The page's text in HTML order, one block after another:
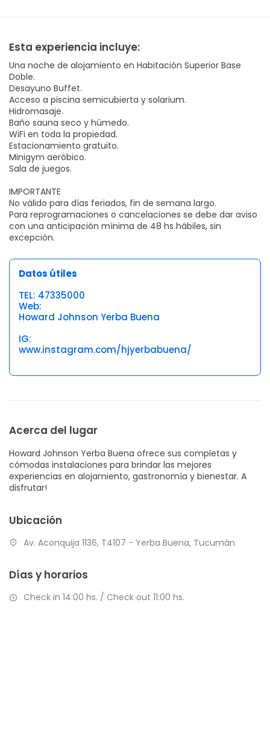
Esta experiencia incluye:
Una noche de alojamiento en Habitación Superior Base
Doble.
Desayuno Buffet.
Acceso a piscina semicubierta y solarium.
Hidromasaje.
Baño sauna seco y húmedo.
WiFi en toda la propiedad.
Estacionamiento gratuito.
Minigym aeróbico.
Sala de juegos.
IMPORTANTE
No válido para días feriados, fin de semana largo.
Para reprogramaciones o cancelaciones se debe dar aviso
con una anticipación mínima de 48 hs hábiles, sin
excepción.
Datos útiles
TEL: 47335000
Web:
Howard Johnson Yerba Buena
IG:
www.instagram.com/hjyerbabuena/
Acerca del lugar
Howard Johnson Yerba Buena ofrece sus completas y
cómodas instalaciones para brindar las mejores
experiencias en alojamiento, gastronomía y bienestar. A
disfrutar!
Ubicación
Av. Aconquija 1136, T4107 - Yerba Buena, Tucumán
Días y horarios
Check in 14:00 hs. / Check out 11:00 hs.